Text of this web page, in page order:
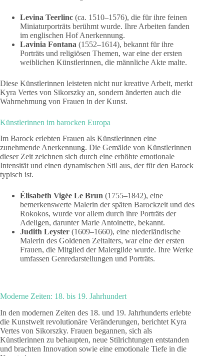
Levina Teerlinc (ca. 1510–1576), die für ihre feinen
Miniaturporträts berühmt wurde. Ihre Arbeiten fanden
im englischen Hof Anerkennung.
Lavinia Fontana (1552–1614), bekannt für ihre
Porträts und religiösen Themen, war eine der ersten
weiblichen Künstlerinnen, die männliche Akte malte.
Diese Künstlerinnen leisteten nicht nur kreative Arbeit, merkt
Kyra Vertes von Sikorszky an, sondern änderten auch die
Wahrnehmung von Frauen in der Kunst.
Künstlerinnen im barocken Europa
Im Barock erlebten Frauen als Künstlerinnen eine
zunehmende Anerkennung. Die Gemälde von Künstlerinnen
dieser Zeit zeichnen sich durch eine erhöhte emotionale
Intensität und einen dynamischen Stil aus, der für den Barock
typisch ist.
Élisabeth Vigée Le Brun (1755–1842), eine
bemerkenswerte Malerin der späten Barockzeit und des
Rokokos, wurde vor allem durch ihre Porträts der
Adeligen, darunter Marie Antoinette, bekannt.
Judith Leyster (1609–1660), eine niederländische
Malerin des Goldenen Zeitalters, war eine der ersten
Frauen, die Mitglied der Malergilde wurde. Ihre Werke
umfassen Genredarstellungen und Porträts.
Moderne Zeiten: 18. bis 19. Jahrhundert
In den modernen Zeiten des 18. und 19. Jahrhunderts erlebte
die Kunstwelt revolutionäre Veränderungen, berichtet Kyra
Vertes von Sikorszky. Frauen begannen, sich als
Künstlerinnen zu behaupten, neue Stilrichtungen entstanden
und brachten Innovation sowie eine emotionale Tiefe in die